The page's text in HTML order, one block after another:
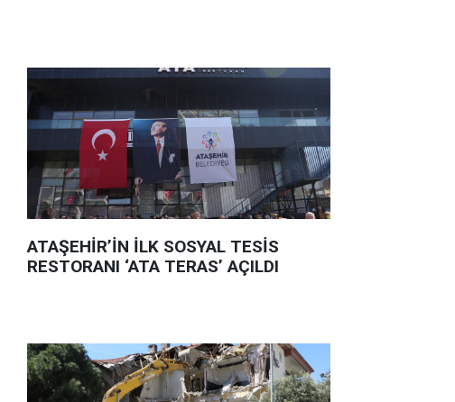
ATAŞEHİR’İN İLK SOSYAL TESİS
RESTORANI ‘ATA TERAS’ AÇILDI